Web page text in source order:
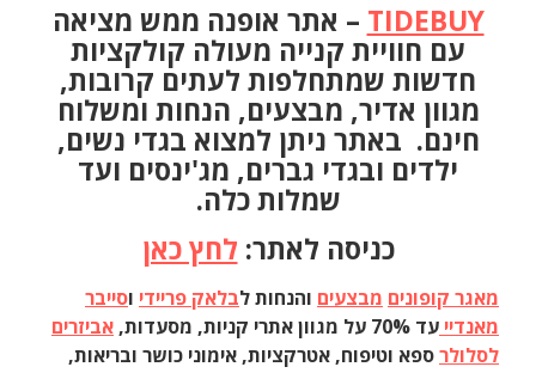
TIDEBUY – אתר אופנה ממש מציאה
עם חוויית קנייה מעולה קולקציות
חדשות שמתחלפות לעתים קרובות,
מגוון אדיר, מבצעים, הנחות ומשלוח
חינם. באתר ניתן למצוא בגדי נשים,
ילדים ובגדי גברים, מג'ינסים ועד
שמלות כלה.
כניסה לאתר: לחץ כאן
מאגר קופונים מבצעים והנחות לבלאק פריידי וסייבר
מאנדיי עד 70% על מגוון אתרי קניות, מסעדות,
אביזרים
לסלולרספא וטיפוח, אטרקציות, אימוני כושר ובריאות,